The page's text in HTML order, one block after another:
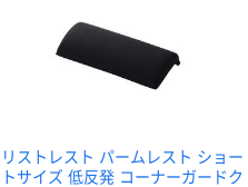
リストレスト パームレスト ショー
トサイズ 低反発 コーナーガードク